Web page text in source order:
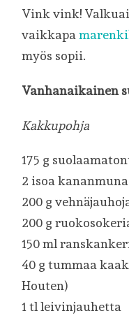
Vink vink!
vaikkapa
myös sopii.
Vanhanaikainen
Kakkupohja
175 g
2 isoa
200 g
200 g
150 ml
40 g tummaa
Houten)
1 tl leivinjauhetta